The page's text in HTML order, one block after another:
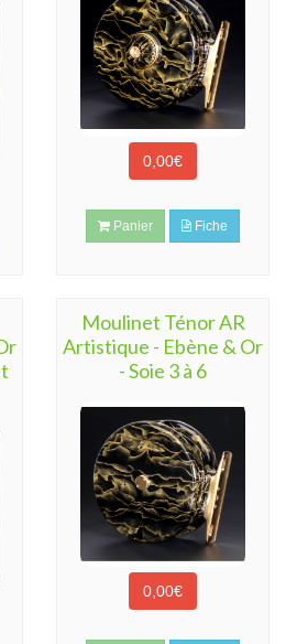
0,00€
Panier Fiche
Moulinet Ténor AR
Artistique - Ebène & Or
- Soie 3 à 6
0,00€